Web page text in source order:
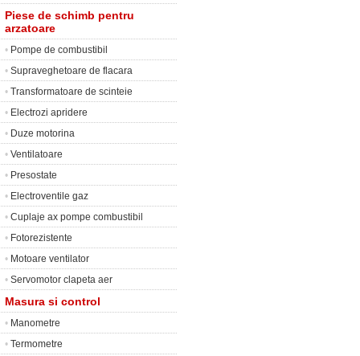
Piese de schimb pentru
arzatoare
• Pompe de combustibil
• Supraveghetoare de flacara
• Transformatoare de scinteie
• Electrozi apridere
• Duze motorina
• Ventilatoare
• Presostate
• Electroventile gaz
• Cuplaje ax pompe combustibil
• Fotorezistente
• Motoare ventilator
• Servomotor clapeta aer
Masura si control
• Manometre
• Termometre